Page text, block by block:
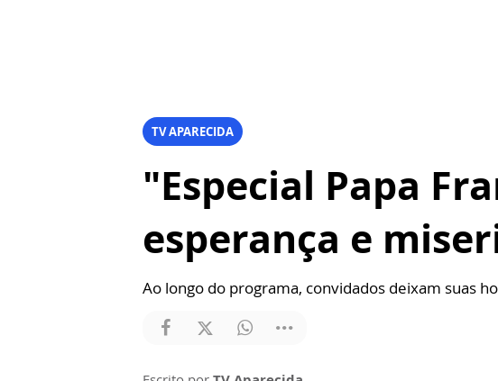
TV APARECIDA
"Especial Papa
esperança e
Ao longo do programa, convidados deixam suas